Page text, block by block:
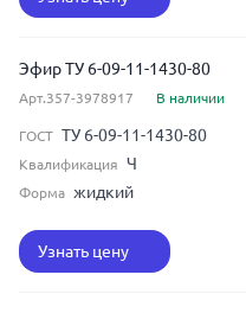
Эфир ТУ 6-09-11-1430-80
Арт.357-3978917 В наличии
ГОСТ ТУ 6-09-11-1430-80
Квалификация Ч
Форма жидкий
Узнать цену